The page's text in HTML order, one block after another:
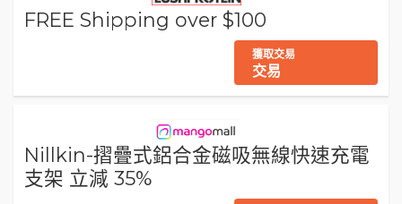
FREE Shipping over $100
獲取交易
交易
Nillkin-摺疊式鋁合金磁吸無線快速充電
支架 立減 35%